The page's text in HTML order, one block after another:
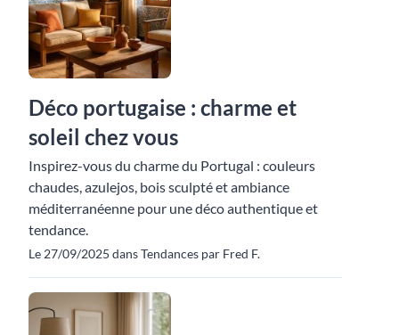
Déco portugaise : charme et
soleil chez vous
Inspirez-vous du charme du Portugal : couleurs
chaudes, azulejos, bois sculpté et ambiance
méditerranéenne pour une déco authentique et
tendance.
Le 27/09/2025 dans Tendances par Fred F.